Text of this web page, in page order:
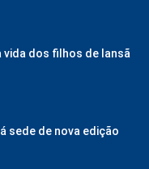
vida dos filhos de Iansã
sede de nova edição